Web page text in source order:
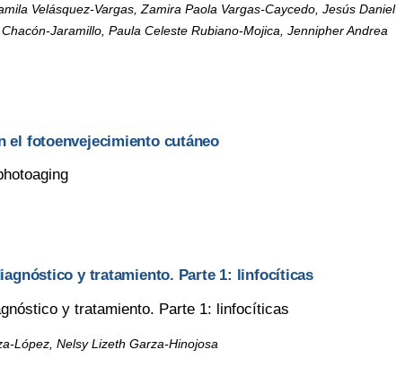
Velásquez-Vargas, Zamira Paola Vargas-Caycedo, Jesús Daniel
Jaramillo, Paula Celeste Rubiano-Mojica, Jennipher Andrea
el fotoenvejecimiento cutáneo
y tratamiento. Parte 1: linfocíticas
y tratamiento. Parte 1: linfocíticas
López, Nelsy Lizeth Garza-Hinojosa